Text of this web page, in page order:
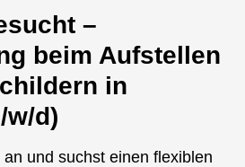
–
beim Aufstellen
in
w/d)
und suchst einen flexiblen